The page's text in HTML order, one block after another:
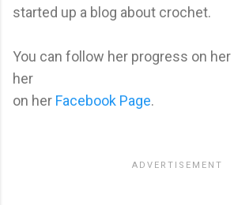
started up a blog about crochet.
You can follow her progress on her
her
on her Facebook Page.